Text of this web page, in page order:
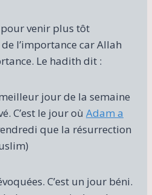
venir plus tôt
l’importance car Allah
Le hadith dit :
jour de la semaine
C’est le jour où Adam a
que la résurrection
C’est un jour béni.